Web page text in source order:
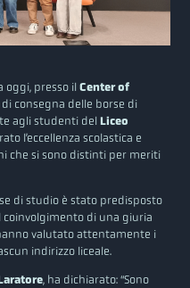
oggi, presso ilCenter of
consegna delle borse di
agli studenti delLiceo
l’eccellenza scolastica e
che si sono distinti per meriti
di studio è stato predisposto
coinvolgimento di una giuria
valutato attentamente i
indirizzo liceale.
, ha dichiarato: “Sono